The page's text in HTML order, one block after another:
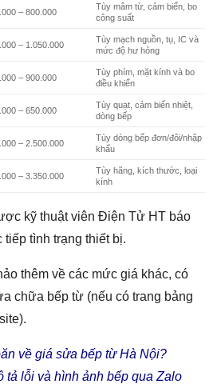
– 800.000
Tùy mâm từ, cảm biến, bo
công suất
– 1.050.000
Tùy mạch nguồn, tụ, IC và
mức độ hư hỏng
– 900.000
Tùy phím, mặt kính và bo
điều khiển
– 650.000
Tùy quạt, cảm biến nhiệt,
dòng bếp
– 2.500.000
Tùy dòng bếp đơn/đôi/nhập
khẩu
– 3.350.000
Tùy hãng, kích thước, loại
kính
kỹ thuật viên Điện Tử HT báo
tiếp tình trạng thiết bị.
thêm về các mức giá khác, có
chữa bếp từ (nếu có trang bảng
về giá sửa bếp từ Hà Nội?
tả lỗi và hình ảnh bếp qua Zalo